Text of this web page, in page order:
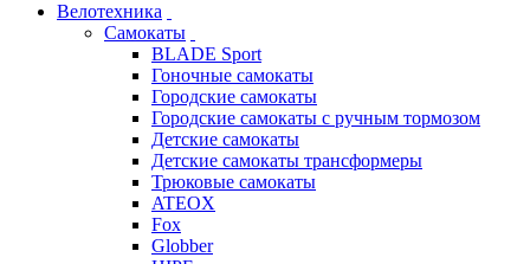
Велотехника
Самокаты
BLADE Sport
Гоночные самокаты
Городские самокаты
Городские самокаты с ручным тормозом
Детские самокаты
Детские самокаты трансформеры
Трюковые самокаты
ATEOX
Fox
Globber